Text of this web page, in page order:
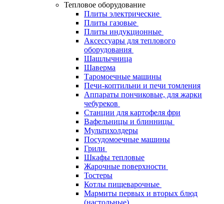
Тепловое оборудование
Плиты электрические
Плиты газовые
Плиты индукционные
Аксессуары для теплового
оборудования
Шашлычница
Шаверма
Таромоечные машины
Печи-коптильни и печи томления
Аппараты пончиковые, для жарки
чебуреков
Станции для картофеля фри
Вафельницы и блинницы
Мультихолдеры
Посудомоечные машины
Грили
Шкафы тепловые
Жарочные поверхности
Тостеры
Котлы пищеварочные
Мармиты первых и вторых блюд
(настольные)